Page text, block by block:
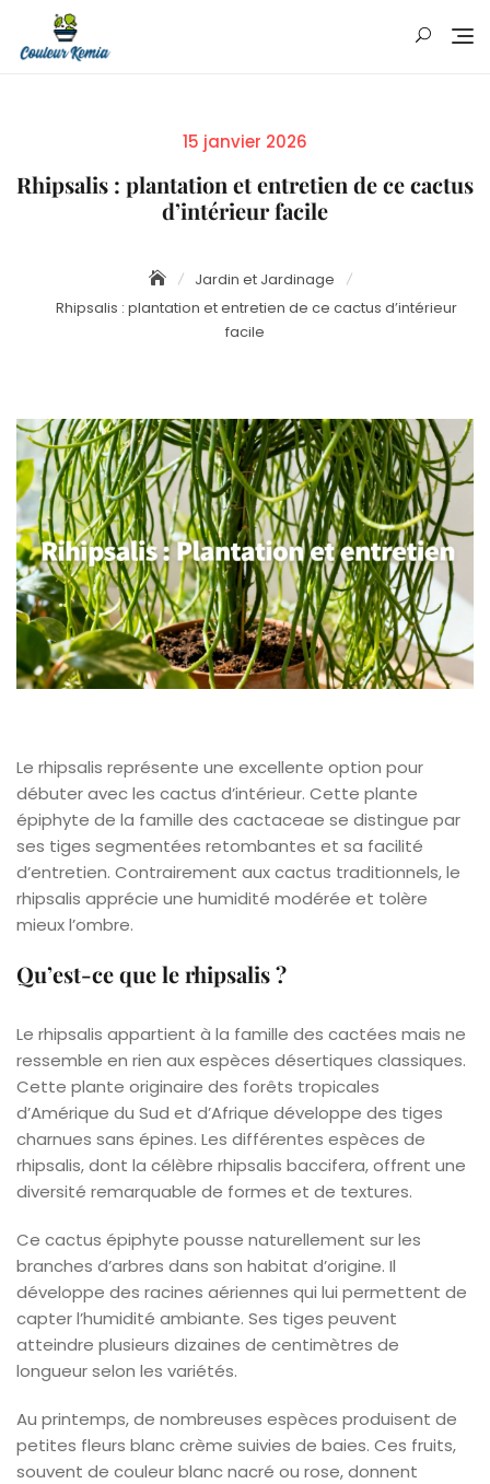
content
Posted
15 janvier 2026
Rhipsalis : plantation et entretien de ce cactus
d’intérieur facile
Jardin et Jardinage
Rhipsalis : plantation et entretien de ce cactus d’intérieur
facile
Le rhipsalis représente une excellente option pour
débuter avec les cactus d’intérieur. Cette plante
épiphyte de la famille des cactaceae se distingue par
ses tiges segmentées retombantes et sa facilité
d’entretien. Contrairement aux cactus traditionnels, le
rhipsalis apprécie une humidité modérée et tolère
mieux l’ombre.
Qu’est-ce que le rhipsalis ?
Le rhipsalis appartient à la famille des cactées mais ne
ressemble en rien aux espèces désertiques classiques.
Cette plante originaire des forêts tropicales
d’Amérique du Sud et d’Afrique développe des tiges
charnues sans épines. Les différentes espèces de
rhipsalis, dont la célèbre rhipsalis baccifera, offrent une
diversité remarquable de formes et de textures.
Ce cactus épiphyte pousse naturellement sur les
branches d’arbres dans son habitat d’origine. Il
développe des racines aériennes qui lui permettent de
capter l’humidité ambiante. Ses tiges peuvent
atteindre plusieurs dizaines de centimètres de
longueur selon les variétés.
Au printemps, de nombreuses espèces produisent de
petites fleurs blanc crème suivies de baies. Ces fruits,
souvent de couleur blanc nacré ou rose, donnent